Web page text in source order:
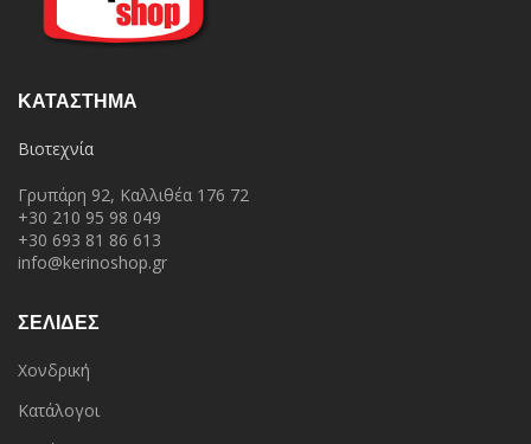
ΚΑΤΆΣΤΗΜΑ
Βιοτεχνία
Γρυπάρη 92, Καλλιθέα 176 72
+30 210 95 98 049
+30 693 81 86 613
info@kerinoshop.gr
ΣΕΛΙΔΕΣ
Χονδρική
Κατάλογοι